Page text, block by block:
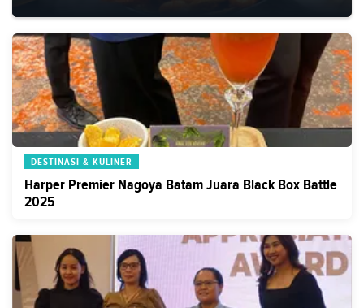
DESTINASI & KULINER
Harper Premier Nagoya Batam Juara Black Box Battle
2025